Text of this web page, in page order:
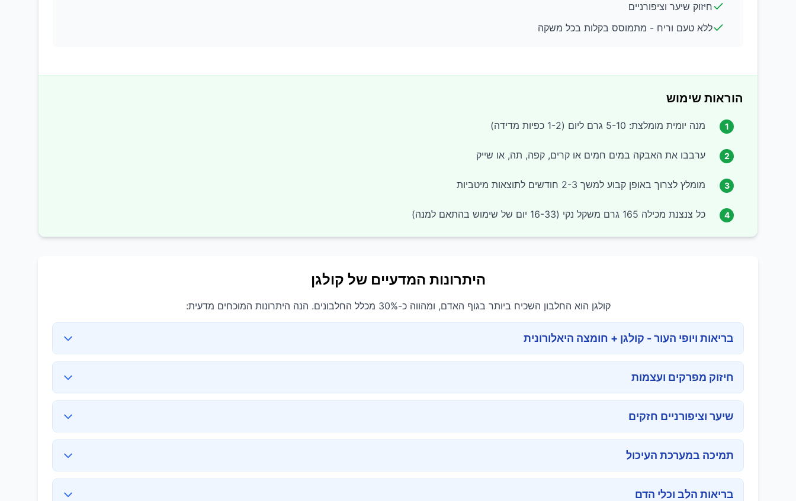
חיזוק שיער וציפורניים
ללא טעם וריח - מתמוסס בקלות בכל משקה
הוראות שימוש
1 מנה יומית מומלצת: 5-10 גרם ליום (1-2 כפיות מדידה)
2 ערבבו את האבקה במים חמים או קרים, קפה, תה, או שייק
3 מומלץ לצרוך באופן קבוע למשך 2-3 חודשים לתוצאות מיטביות
4 כל צנצנת מכילה 165 גרם משקל נקי (16-33 יום של שימוש בהתאם למנה)
היתרונות המדעיים של קולגן
קולגן הוא החלבון השכיח ביותר בגוף האדם, ומהווה כ-30% מכלל החלבונים. הנה היתרונות המוכחים מדעית:
בריאות ויופי העור - קולגן + חומצה היאלורונית
חיזוק מפרקים ועצמות
שיער וציפורניים חזקים
תמיכה במערכת העיכול
בריאות הלב וכלי הדם